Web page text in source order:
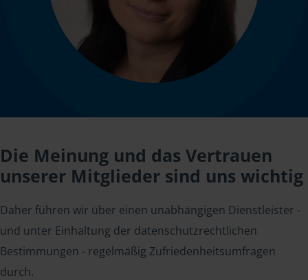
Die Meinung und das Vertrauen
unserer Mitglieder sind uns wichtig
Daher führen wir über einen unabhängigen Dienstleister -
und unter Einhaltung der datenschutzrechtlichen
Bestimmungen - regelmäßig Zufriedenheitsumfragen
durch.